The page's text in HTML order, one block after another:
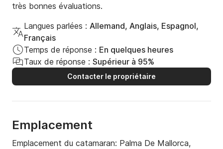
très bonnes évaluations.
Langues parlées : Allemand, Anglais, Espagnol,
Français
Temps de réponse : En quelques heures
Taux de réponse : Supérieur à 95%
Contacter le propriétaire
Emplacement
Emplacement du catamaran: Palma De Mallorca,